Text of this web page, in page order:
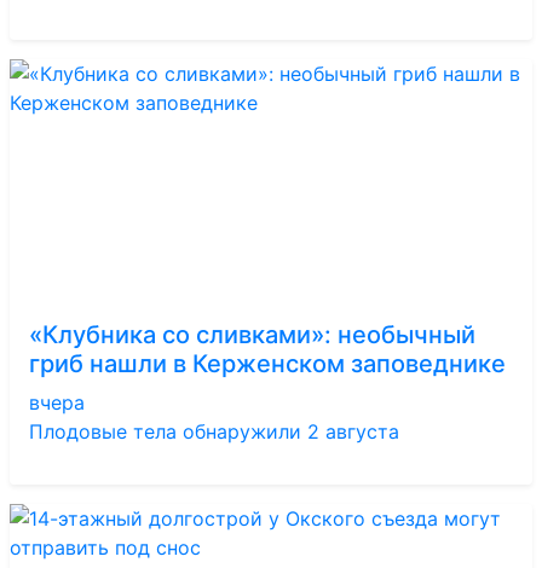
«Клубника со сливками»: необычный
гриб нашли в Керженском заповеднике
вчера
Плодовые тела обнаружили 2 августа